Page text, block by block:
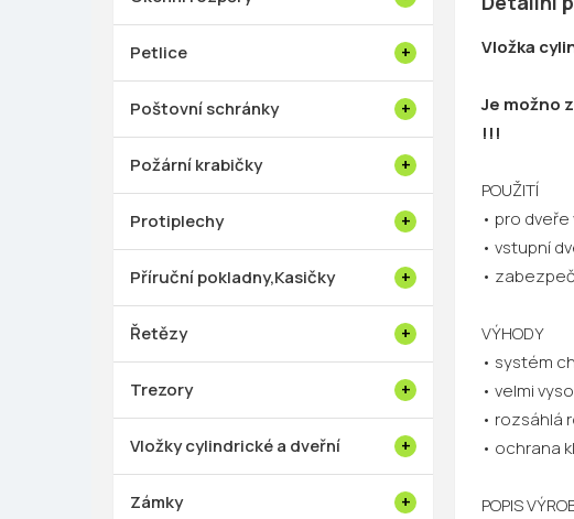
Petlice
Poštovní schránky
Požární krabičky
Protiplechy
Příruční pokladny,Kasičky
Řetězy
Trezory
Vložky cylindrické a dveřní
Zámky
Vložka
Je možno
!!!
POUŽITÍ
• pro
• vstupní
•
VÝHODY
• systém
• velmi
• rozsáhlá
• ochrana
POPIS